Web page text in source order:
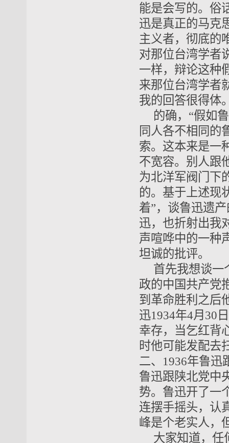
能是会写的。俗
迅是真正的马克
主义者，彻底的
对那位台湾学者
一样，辩论这种
来那位台湾学者
我的回答很得体
的确，“假如
同人各不相同的
索。这本来是一
不宽容。别人跟
为北洋军阀门下
的。基于上述现
着”，谈鲁迅遗
迅，也折射出我
声喧哗中的一种
坦诚的批评。
首先我想谈一
政的中国共产党
到革命胜利之后
迅1934年4月30
幸存，当乞红背
时他可能发配去
二、1936年鲁
鲁迅跟陕北党中
势。鲁迅开了一
连摆手摇头，认
峰是个老实人，
大家知道，任